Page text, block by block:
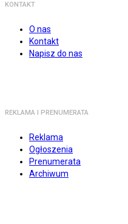
KONTAKT
O nas
Kontakt
Napisz do nas
REKLAMA I PRENUMERATA
Reklama
Ogłoszenia
Prenumerata
Archiwum